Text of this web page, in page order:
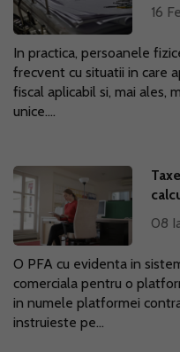
16
In practica, persoanele
frecvent cu situatii in care
fiscal aplicabil si, mai ales,
unice....
08
O PFA cu evidenta in
comerciala pentru o
in numele platformei
instruieste pe...